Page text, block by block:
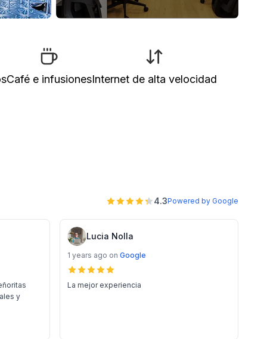
Café e infusionesInternet de alta velocidad
4.3Powered by Google
y
Lucia Nolla
1 years ago on Google
La mejor experiencia